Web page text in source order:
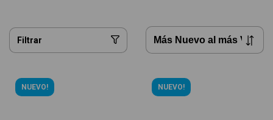
Filtrar
NUEVO! NUEVO!